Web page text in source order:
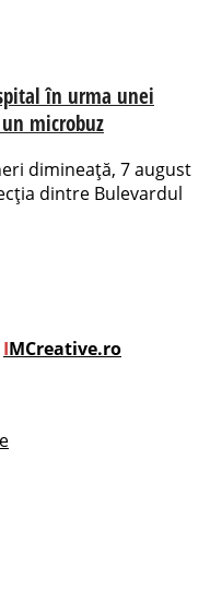
în urma unei
microbuz
dimineață, 7 august
dintre Bulevardul
IMCreative.ro